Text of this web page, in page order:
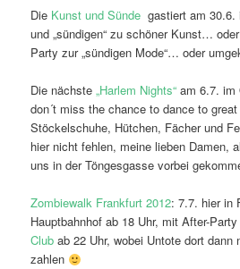
Die Kunst und Sünde gastiert am 30.6.
und „sündigen“ zu schöner Kunst…
Party zur „sündigen Mode“… oder
Die nächste„Harlem Nights“am 6.7. im
don´t miss the chance to dance to
Stöckelschuhe, Hütchen, Fächer und
hier nicht fehlen, meine lieben Damen,
uns in der Töngesgasse vorbei
Zombiewalk Frankfurt 2012: 7.7. hier in
Hauptbahnhof ab 18 Uhr, mit After-
Club ab 22 Uhr, wobei Untote dort dann
zahlen